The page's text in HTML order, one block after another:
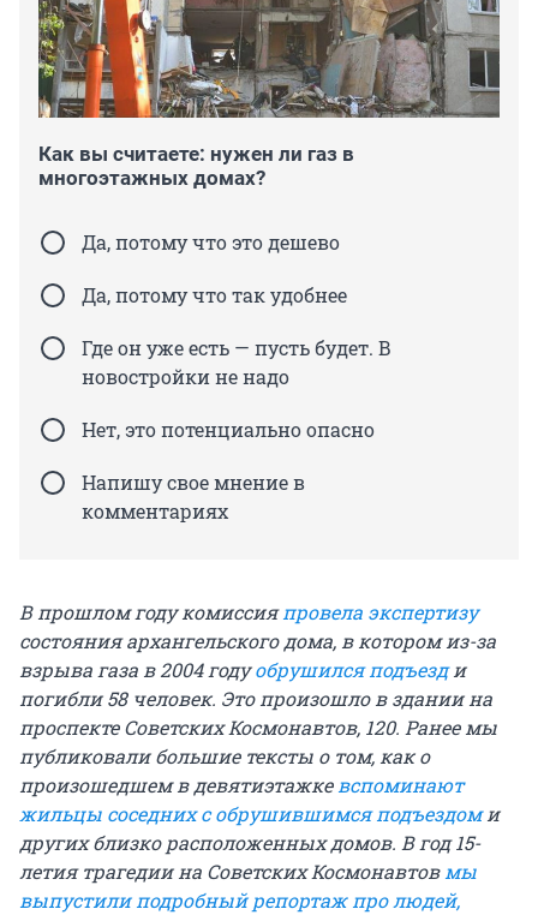
Как вы считаете: нужен ли газ в
многоэтажных домах?
Да, потому что это дешево
Да, потому что так удобнее
Где он уже есть — пусть будет. В
новостройки не надо
Нет, это потенциально опасно
Напишу свое мнение в
комментариях
В прошлом году комиссияпровела экспертизу
состояния архангельского дома, в котором из-за
взрыва газа в 2004 годуобрушился подъезди
погибли 58 человек. Это произошло в здании на
проспекте Советских Космонавтов, 120. Ранее мы
публиковали большие тексты о том, как о
произошедшем в девятиэтажкевспоминают
жильцы соседних с обрушившимся подъездоми
других близко расположенных домов. В год 15-
летия трагедии на Советских Космонавтовмы
выпустили подробный репортаж про людей,